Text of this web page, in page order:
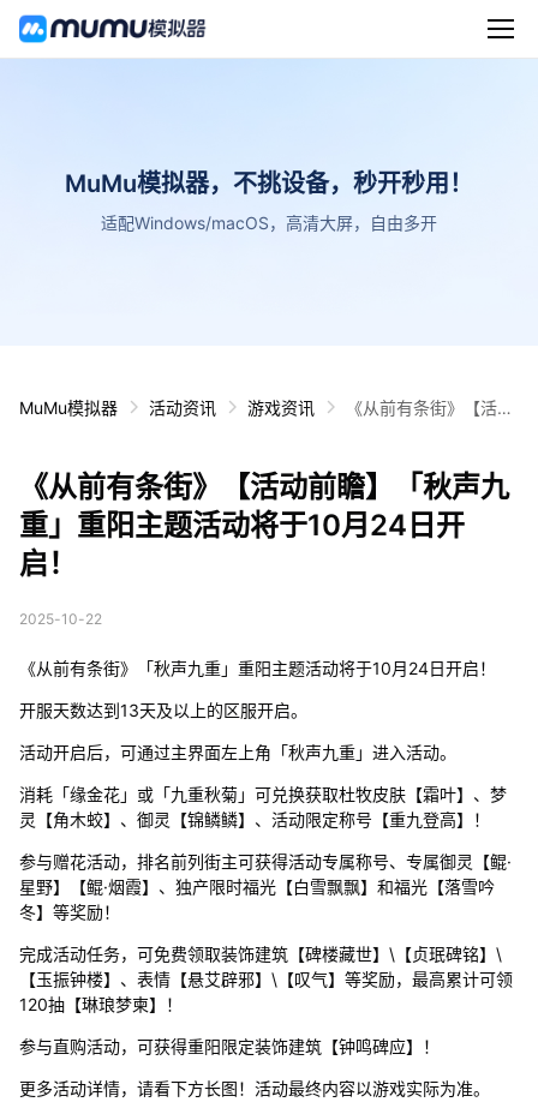
MuMu模拟器，不挑设备，秒开秒用！
适配Windows/macOS，高清大屏，自由多开
MuMu模拟器 活动资讯 游戏资讯
《从前有条街》【活动
4日开启！
《从前有条街》【活动前瞻】「秋声九
重」重阳主题活动将于10月24日开
启！
2025-10-22
《从前有条街》「秋声九重」重阳主题活动将于10月24日开启！
开服天数达到13天及以上的区服开启。
活动开启后，可通过主界面左上角「秋声九重」进入活动。
消耗「缘金花」或「九重秋菊」可兑换获取杜牧皮肤【霜叶】、梦
灵【角木蛟】、御灵【锦鳞鳞】、活动限定称号【重九登高】！
参与赠花活动，排名前列街主可获得活动专属称号、专属御灵【鲲·
星野】【鲲·烟霞】、独产限时福光【白雪飘飘】和福光【落雪吟
冬】等奖励！
完成活动任务，可免费领取装饰建筑【碑楼藏世】\【贞珉碑铭】\
【玉振钟楼】、表情【悬艾辟邪】\【叹气】等奖励，最高累计可领
120抽【琳琅梦柬】！
参与直购活动，可获得重阳限定装饰建筑【钟鸣碑应】！
更多活动详情，请看下方长图！活动最终内容以游戏实际为准。